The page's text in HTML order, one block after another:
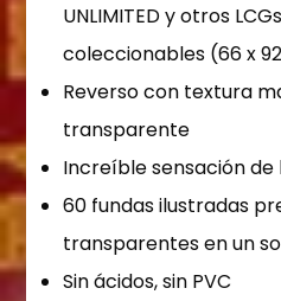
UNLIMITED y otros
coleccionables (66 x
Reverso con textura
transparente
Increíble sensación
60 fundas ilustradas
transparentes en un
Sin ácidos, sin PVC